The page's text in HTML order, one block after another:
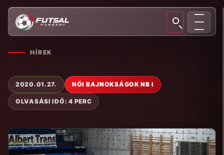
HÍREK
2020.01.27. NŐI BAJNOKSÁGOK NB I
OLVASÁSI IDŐ: 4 PERC